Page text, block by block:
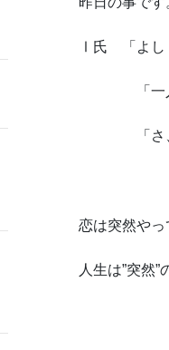
Ⅰ氏 「よし
「一人五
「さ、量
恋は突然や
人生は”突然